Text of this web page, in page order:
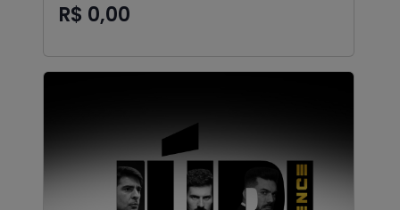
R$ 0,00